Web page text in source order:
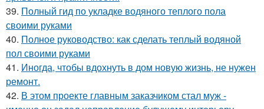
39. Полный гид по укладке водяного теплого пола
своими руками
40. Полное руководство: как сделать теплый водяной
пол своими руками
41. Иногда, чтобы вдохнуть в дом новую жизнь, не нужен
ремонт.
42. В этом проекте главным заказчиком стал муж -